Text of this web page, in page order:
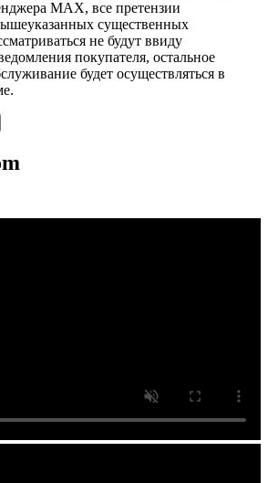
MAX, все претензии
существенных
не будут ввиду
покупателя, остальное
будет осуществляться в